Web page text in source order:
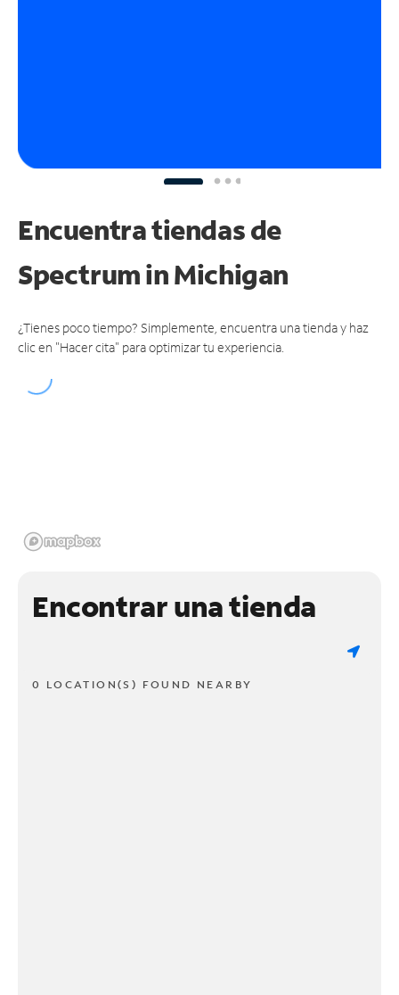
Encuentra tiendas de
Spectrumin Michigan
¿Tienes poco tiempo? Simplemente, encuentra una tienda y haz
clic en "Hacer cita" para optimizar tu experiencia.
Encontrar una tienda
0 LOCATION(S) FOUND NEARBY